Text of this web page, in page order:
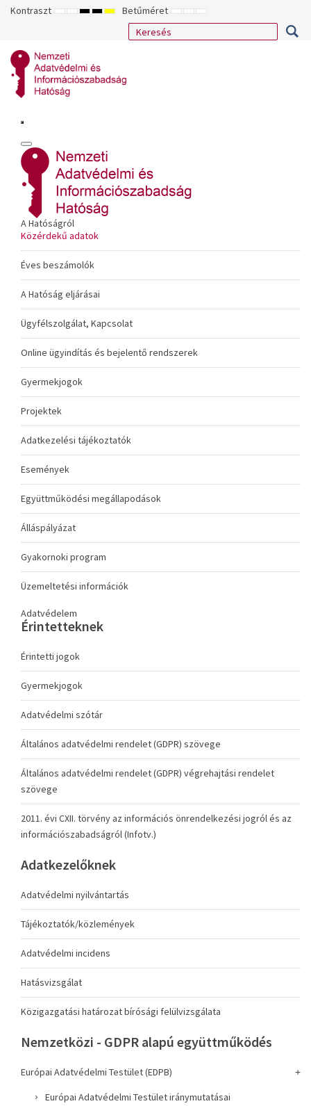
Kontraszt ALAPÉRTELMEZETT
ÉJSZAKAI
NAGY
KONTRASZTÚ
NAGY
KONTRASZTÚ
NAGY
KONTRASZTÚ
SÁRGA
FEKETE
Betűméret KISEBB
BETŰTÍPUS
ALAPÉRTELMEZETT
BETŰMÉRET
NAGYOBB
BETŰMÉRET
A Hatóságról
Közérdekű adatok
Éves beszámolók
A Hatóság eljárásai
Ügyfélszolgálat, Kapcsolat
Online ügyindítás és bejelentő rendszerek
Gyermekjogok
Projektek
Adatkezelési tájékoztatók
Események
Együttműködési megállapodások
Álláspályázat
Gyakornoki program
Üzemeltetési információk
Adatvédelem
Érintetteknek
Érintetti jogok
Gyermekjogok
Adatvédelmi szótár
Általános adatvédelmi rendelet (GDPR) szövege
Általános adatvédelmi rendelet (GDPR) végrehajtási rendelet
szövege
2011. évi CXII. törvény az információs önrendelkezési jogról és az
információszabadságról (Infotv.)
Adatkezelőknek
Adatvédelmi nyilvántartás
Tájékoztatók/közlemények
Adatvédelmi incidens
Hatásvizsgálat
Közigazgatási határozat bírósági felülvizsgálata
Nemzetközi - GDPR alapú együttműködés
Európai Adatvédelmi Testület (EDPB)
Európai Adatvédelmi Testület iránymutatásai